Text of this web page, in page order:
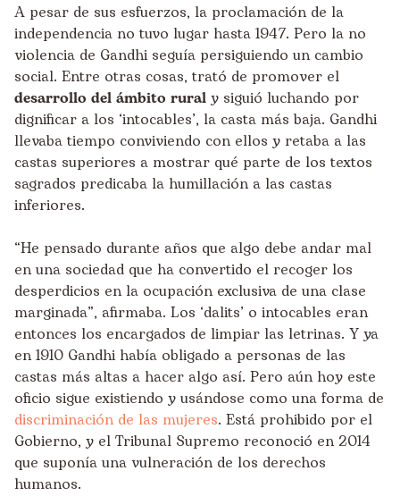
A pesar de sus esfuerzos, la proclamación de la
independencia no tuvo lugar hasta 1947. Pero la no
violencia de Gandhi seguía persiguiendo un cambio
social. Entre otras cosas, trató de promover el
desarrollo del ámbito rural y siguió luchando por
dignificar a los ‘intocables’, la casta más baja. Gandhi
llevaba tiempo conviviendo con ellos y retaba a las
castas superiores a mostrar qué parte de los textos
sagrados predicaba la humillación a las castas
inferiores.
“He pensado durante años que algo debe andar mal
en una sociedad que ha convertido el recoger los
desperdicios en la ocupación exclusiva de una clase
marginada”, afirmaba. Los ‘dalits’ o intocables eran
entonces los encargados de limpiar las letrinas. Y ya
en 1910 Gandhi había obligado a personas de las
castas más altas a hacer algo así. Pero aún hoy este
oficio sigue existiendo y usándose como una forma de
discriminación de las mujeres. Está prohibido por el
Gobierno, y el Tribunal Supremo reconoció en 2014
que suponía una vulneración de los derechos
humanos.